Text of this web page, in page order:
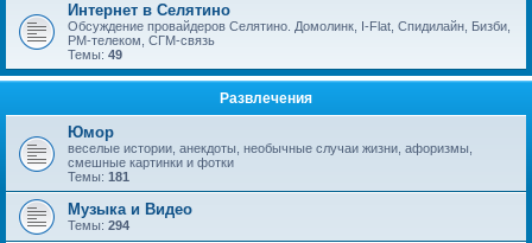
Интернет в Селятино
Обсуждение провайдеров Селятино. Домолинк, I-Flat, Спидилайн, Бизби,
РМ-телеком, СГМ-связь
Темы: 49
Развлечения
Юмор
веселые истории, анекдоты, необычные случаи жизни, афоризмы,
смешные картинки и фотки
Темы: 181
Музыка и Видео
Темы: 294